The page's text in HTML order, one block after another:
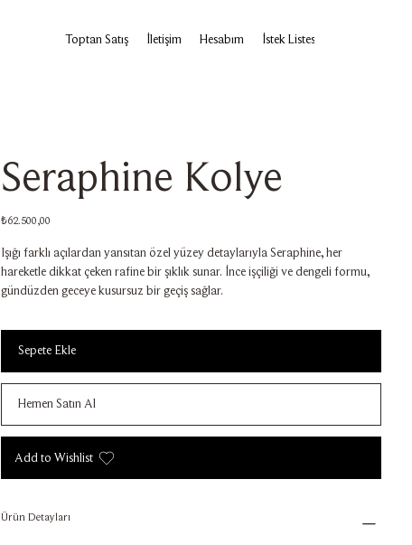
Toptan Satış İletişim Hesabım İstek Listesi
Seraphine Kolye
Fiyat
₺62.500,00
Işığı farklı açılardan yansıtan özel yüzey detaylarıyla Seraphine, her
hareketle dikkat çeken rafine bir şıklık sunar. İnce işçiliği ve dengeli formu,
gündüzden geceye kusursuz bir geçiş sağlar.
Sepete Ekle
Hemen Satın Al
Add to Wishlist
Ürün Detayları